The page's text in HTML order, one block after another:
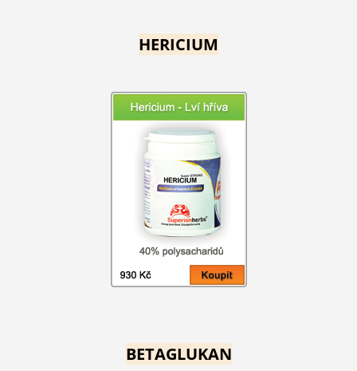
HERICIUM
BETAGLUKAN